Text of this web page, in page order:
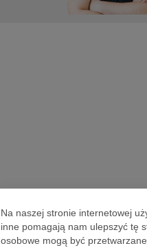
Na naszej stronie internetowej
inne pomagają nam ulepszyć tę
osobowe mogą być